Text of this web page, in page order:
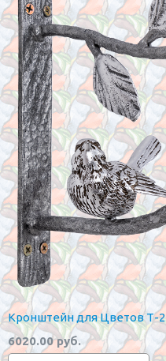
Кронштейн для Цветов Т-2
6020.00 руб.